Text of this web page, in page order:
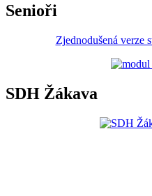
Senioři
Zjednodušená verze
SDH Žákava